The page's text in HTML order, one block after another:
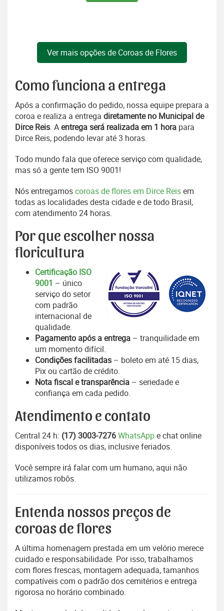
Ver mais opções de Coroas de Flores
Como funciona a entrega
Após a confirmação do pedido, nossa equipe prepara a
coroa e realiza a entrega diretamente no Municipal de
Dirce Reis. Aentrega será realizada em 1 hora para
Dirce Reis, podendo levar até 3 horas.
Todo mundo fala que oferece serviço com qualidade,
mas só a gente tem ISO 9001!
Nós entregamoscoroas de flores em Dirce Reisem
todas as localidades desta cidade e de todo Brasil,
com atendimento 24 horas.
Por que escolher nossa
floricultura
Certificação ISO
9001 – único
serviço do setor
com padrão
internacional de
qualidade.
Pagamento após a entrega – tranquilidade em
um momento difícil.
Condições facilitadas – boleto em até 15 dias,
Pix ou cartão de crédito.
Nota fiscal e transparência – seriedade e
confiança em cada pedido.
Atendimento e contato
Central 24 h: (17) 3003-7276WhatsAppe chat online
disponíveis todos os dias, inclusive feriados.
Você sempre irá falar com um humano, aqui não
utilizamos robôs.
Entenda nossos preços de
coroas de flores
A última homenagem prestada em um velório merece
cuidado e responsabilidade. Por isso, trabalhamos
com flores frescas, montagem adequada, tamanhos
compatíveis com o padrão dos cemitérios e entrega
rigorosa no horário combinado.